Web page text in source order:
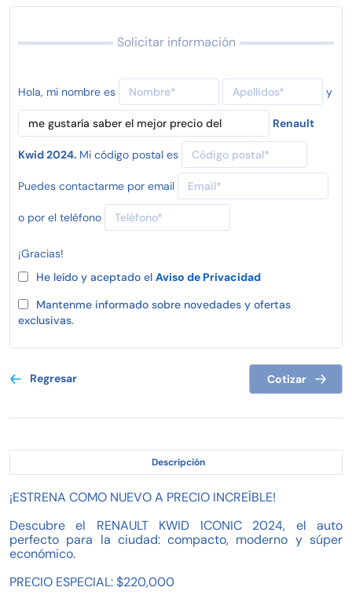
Solicitar información
Hola, mi nombre es y
Renault
Kwid 2024. Mi código postal es
Puedes contactarme por email
o por el teléfono
¡Gracias!
He leído y aceptado el Aviso de Privacidad
Mantenme informado sobre novedades y ofertas
exclusivas.
Regresar Cotizar
Descripción
¡ESTRENA COMO NUEVO A PRECIO INCREÍBLE!
Descubre el RENAULT KWID ICONIC 2024, el auto
perfecto para la ciudad: compacto, moderno y súper
económico.
PRECIO ESPECIAL: $220,000